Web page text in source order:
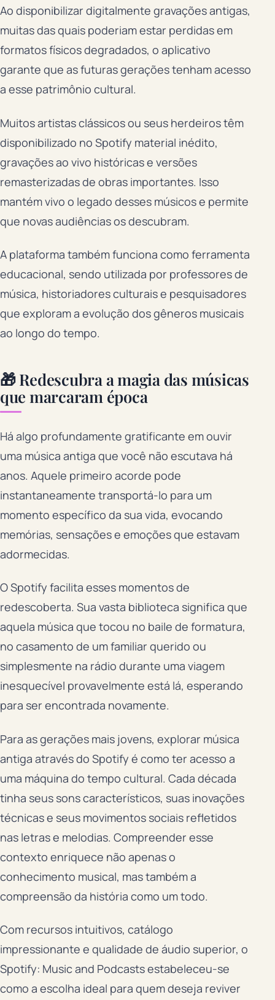
Ao disponibilizar digitalmente gravações antigas,
muitas das quais poderiam estar perdidas em
formatos físicos degradados, o aplicativo
garante que as futuras gerações tenham acesso
a esse patrimônio cultural.
Muitos artistas clássicos ou seus herdeiros têm
disponibilizado no Spotify material inédito,
gravações ao vivo históricas e versões
remasterizadas de obras importantes. Isso
mantém vivo o legado desses músicos e permite
que novas audiências os descubram.
A plataforma também funciona como ferramenta
educacional, sendo utilizada por professores de
música, historiadores culturais e pesquisadores
que exploram a evolução dos gêneros musicais
ao longo do tempo.
🎁 Redescubra a magia das músicas
que marcaram época
Há algo profundamente gratificante em ouvir
uma música antiga que você não escutava há
anos. Aquele primeiro acorde pode
instantaneamente transportá-lo para um
momento específico da sua vida, evocando
memórias, sensações e emoções que estavam
adormecidas.
O Spotify facilita esses momentos de
redescoberta. Sua vasta biblioteca significa que
aquela música que tocou no baile de formatura,
no casamento de um familiar querido ou
simplesmente na rádio durante uma viagem
inesquecível provavelmente está lá, esperando
para ser encontrada novamente.
Para as gerações mais jovens, explorar música
antiga através do Spotify é como ter acesso a
uma máquina do tempo cultural. Cada década
tinha seus sons característicos, suas inovações
técnicas e seus movimentos sociais refletidos
nas letras e melodias. Compreender esse
contexto enriquece não apenas o
conhecimento musical, mas também a
compreensão da história como um todo.
Com recursos intuitivos, catálogo
impressionante e qualidade de áudio superior, o
Spotify: Music and Podcasts estabeleceu-se
como a escolha ideal para quem deseja reviver